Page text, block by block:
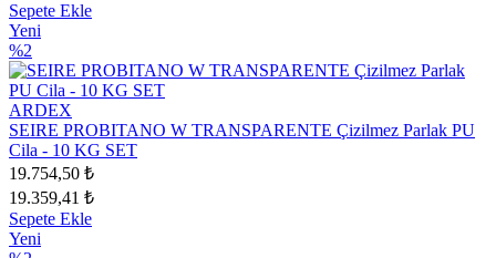
Sepete Ekle
Yeni
%2
ARDEX
SEIRE PROBITANO W TRANSPARENTE Çizilmez Parlak PU
Cila - 10 KG SET
19.754,50 ₺
19.359,41 ₺
Sepete Ekle
Yeni